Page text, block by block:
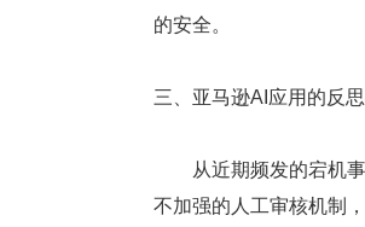
的安全。
三、亚马逊AI应用的反
从近期频发的宕机事
不加强的人工审核机制